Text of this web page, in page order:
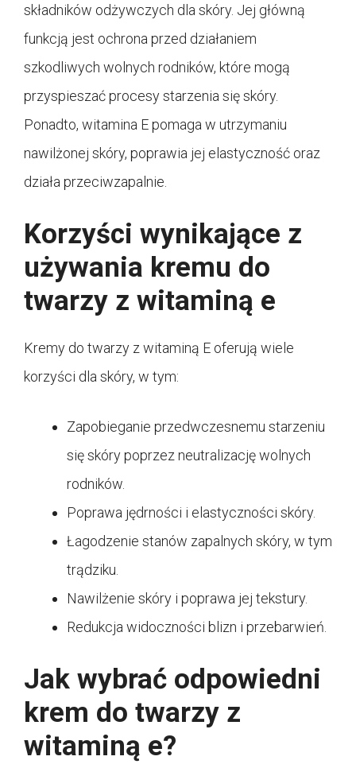
składników odżywczych dla skóry. Jej główną
funkcją jest ochrona przed działaniem
szkodliwych wolnych rodników, które mogą
przyspieszać procesy starzenia się skóry.
Ponadto, witamina E pomaga w utrzymaniu
nawilżonej skóry, poprawia jej elastyczność oraz
działa przeciwzapalnie.
Korzyści wynikające z
używania kremu do
twarzy z witaminą e
Kremy do twarzy z witaminą E oferują wiele
korzyści dla skóry, w tym:
Zapobieganie przedwczesnemu starzeniu
się skóry poprzez neutralizację wolnych
rodników.
Poprawa jędrności i elastyczności skóry.
Łagodzenie stanów zapalnych skóry, w tym
trądziku.
Nawilżenie skóry i poprawa jej tekstury.
Redukcja widoczności blizn i przebarwień.
Jak wybrać odpowiedni
krem do twarzy z
witaminą e?